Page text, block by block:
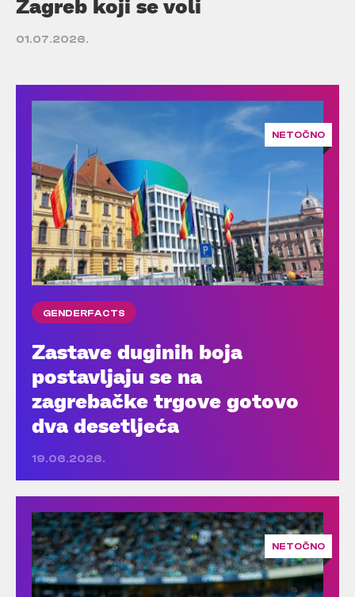
Zagreb koji se voli
01.07.2026.
NETOČNO
GENDERFACTS
Zastave duginih boja
postavljaju se na
zagrebačke trgove gotovo
dva desetljeća
19.06.2026.
NETOČNO